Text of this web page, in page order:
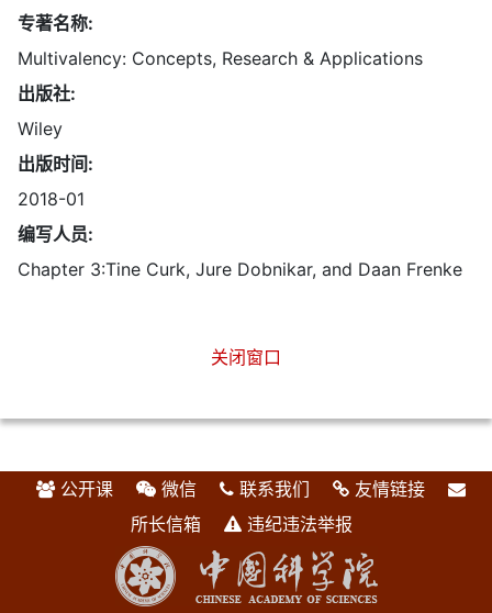
专著名称:
Multivalency: Concepts, Research & Applications
出版社:
Wiley
出版时间:
2018-01
编写人员:
Chapter 3:Tine Curk, Jure Dobnikar, and Daan Frenke
关闭窗口
公开课 微信 联系我们
友情链接
所长信箱
违纪违法举报